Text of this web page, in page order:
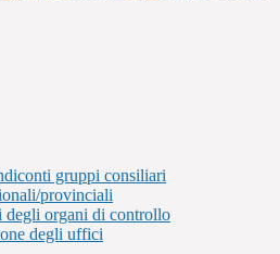
gruppi consiliari
provinciali
degli organi di controllo
degli uffici